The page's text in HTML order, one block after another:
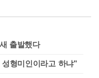
출발했다
형미인이라고 하냐"